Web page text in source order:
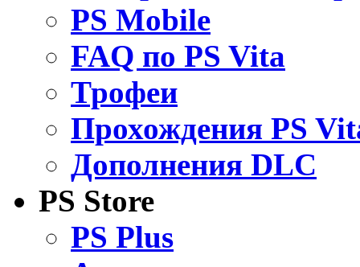
PS Mobile
FAQ по PS Vita
Трофеи
Прохождения PS
Дополнения DLC
PS Store
PS Plus